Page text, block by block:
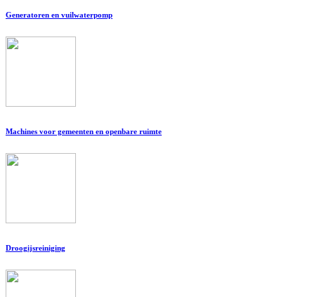
Generatoren en vuilwaterpomp
Machines voor gemeenten en openbare ruimte
Droogijsreiniging